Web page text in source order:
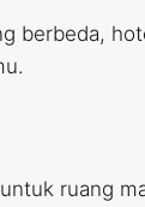
berbeda,
ruang